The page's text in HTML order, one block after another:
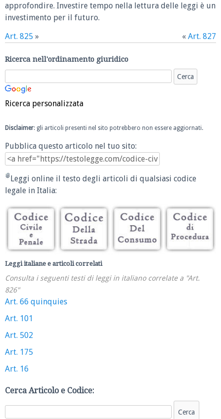
approfondire. Investire tempo nella lettura delle leggi è un
investimento per il futuro.
Art. 825 » « Art. 827
Ricerca nell'ordinamento giuridico
Ricerca personalizzata
Disclaimer: gli articoli presenti nel sito potrebbero non essere aggiornati.
Pubblica questo articolo nel tuo sito:
Leggi online il testo degli articoli di qualsiasi codice
legale in Italia:
Leggi italiane e articoli correlati
Consulta i seguenti testi di leggi in italiano correlate a "Art.
826"
Art. 66 quinquies
Art. 101
Art. 502
Art. 175
Art. 16
Cerca Articolo e Codice: